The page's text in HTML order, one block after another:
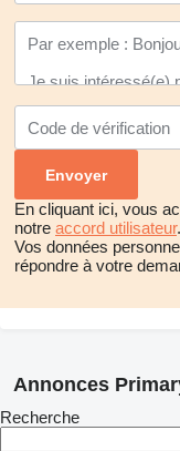
En cliquant ici, vous
notre accord utilisateur.
Vos données
répondre à votre
Annonces
Recherche